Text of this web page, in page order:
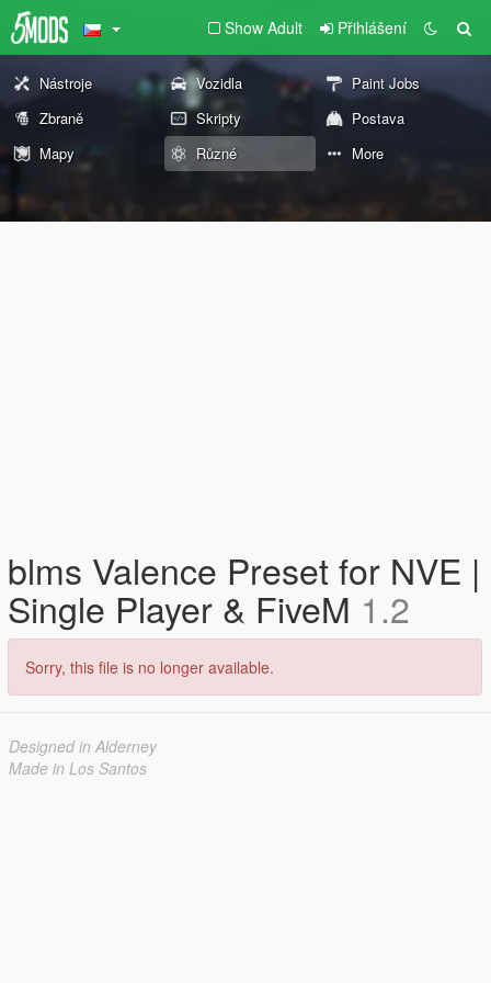
Show Adult Přihlášení
Nástroje Vozidla
Paint Jobs
Zbraně
Skripty
Postava
Mapy
Různé More
blms Valence Preset for NVE |
Single Player & FiveM 1.2
Sorry, this file is no longer available.
Designed in Alderney
Made in Los Santos